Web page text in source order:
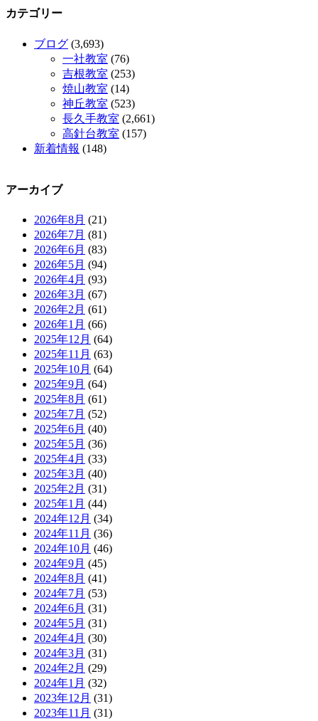
カテゴリー
ブログ (3,693)
一社教室 (76)
吉根教室 (253)
焼山教室 (14)
神丘教室 (523)
長久手教室 (2,661)
高針台教室 (157)
新着情報 (148)
アーカイブ
2026年8月 (21)
2026年7月 (81)
2026年6月 (83)
2026年5月 (94)
2026年4月 (93)
2026年3月 (67)
2026年2月 (61)
2026年1月 (66)
2025年12月 (64)
2025年11月 (63)
2025年10月 (64)
2025年9月 (64)
2025年8月 (61)
2025年7月 (52)
2025年6月 (40)
2025年5月 (36)
2025年4月 (33)
2025年3月 (40)
2025年2月 (31)
2025年1月 (44)
2024年12月 (34)
2024年11月 (36)
2024年10月 (46)
2024年9月 (45)
2024年8月 (41)
2024年7月 (53)
2024年6月 (31)
2024年5月 (31)
2024年4月 (30)
2024年3月 (31)
2024年2月 (29)
2024年1月 (32)
2023年12月 (31)
2023年11月 (31)